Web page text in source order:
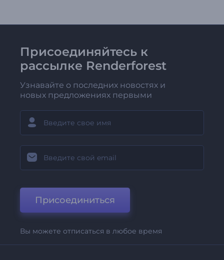
Присоединяйтесь к
рассылке Renderforest
Узнавайте о последних новостях и
новых предложениях первыми
Присоединиться
Вы можете отписаться в любое время